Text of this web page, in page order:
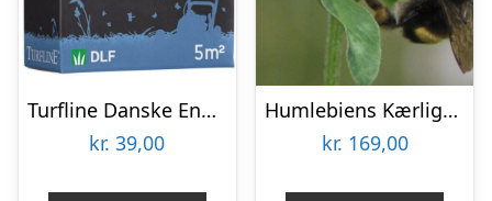
Turfline Danske Engblomster 5 m2
kr. 39,00
Humlebiens Kærlighed – Blomsterfrø 30m2
kr. 169,00